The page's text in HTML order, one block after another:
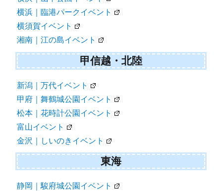
横浜｜臨港パークイベント
横須賀イベント
湘南｜江の島イベント
甲信越・北陸
新潟｜万代イベント
甲府｜舞鶴城公園イベント
松本｜花時計公園イベント
富山イベント
金沢｜しいのきイベント
東海
静岡｜駿府城公園イベント